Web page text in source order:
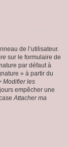
de l’utilisateur.
sur le formulaire de
par défaut à
» à partir du
Modifier les
empêcher une
Attacher ma